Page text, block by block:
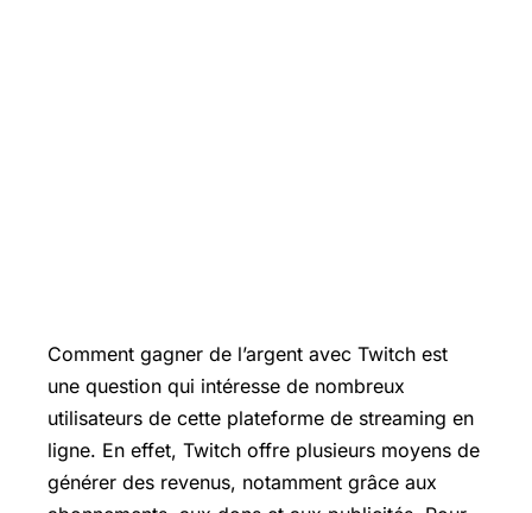
Comment gagner de l’argent avec Twitch est
une question qui intéresse de nombreux
utilisateurs de cette plateforme de streaming en
ligne. En effet, Twitch offre plusieurs moyens de
générer des revenus, notamment grâce aux